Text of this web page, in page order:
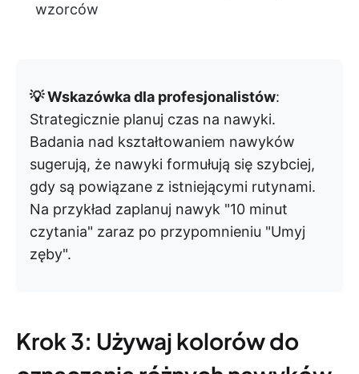
wzorców
💡 Wskazówka dla profesjonalistów:
Strategicznie planuj czas na nawyki.
Badania nad kształtowaniem nawyków
sugerują, że nawyki formułują się szybciej,
gdy są powiązane z istniejącymi rutynami.
Na przykład zaplanuj nawyk "10 minut
czytania" zaraz po przypomnieniu "Umyj
zęby".
Krok 3: Używaj kolorów do